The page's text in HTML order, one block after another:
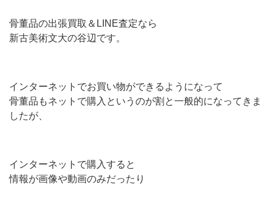
骨董品の出張買取＆LINE査定なら
新古美術文大の谷辺です。
インターネットでお買い物ができるようになって
骨董品もネットで購入というのが割と一般的になってきま
したが、
インターネットで購入すると
情報が画像や動画のみだったり